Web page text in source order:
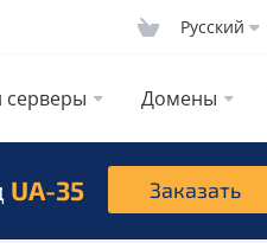
Русcкий
серверы Домены
UA-35 Заказать